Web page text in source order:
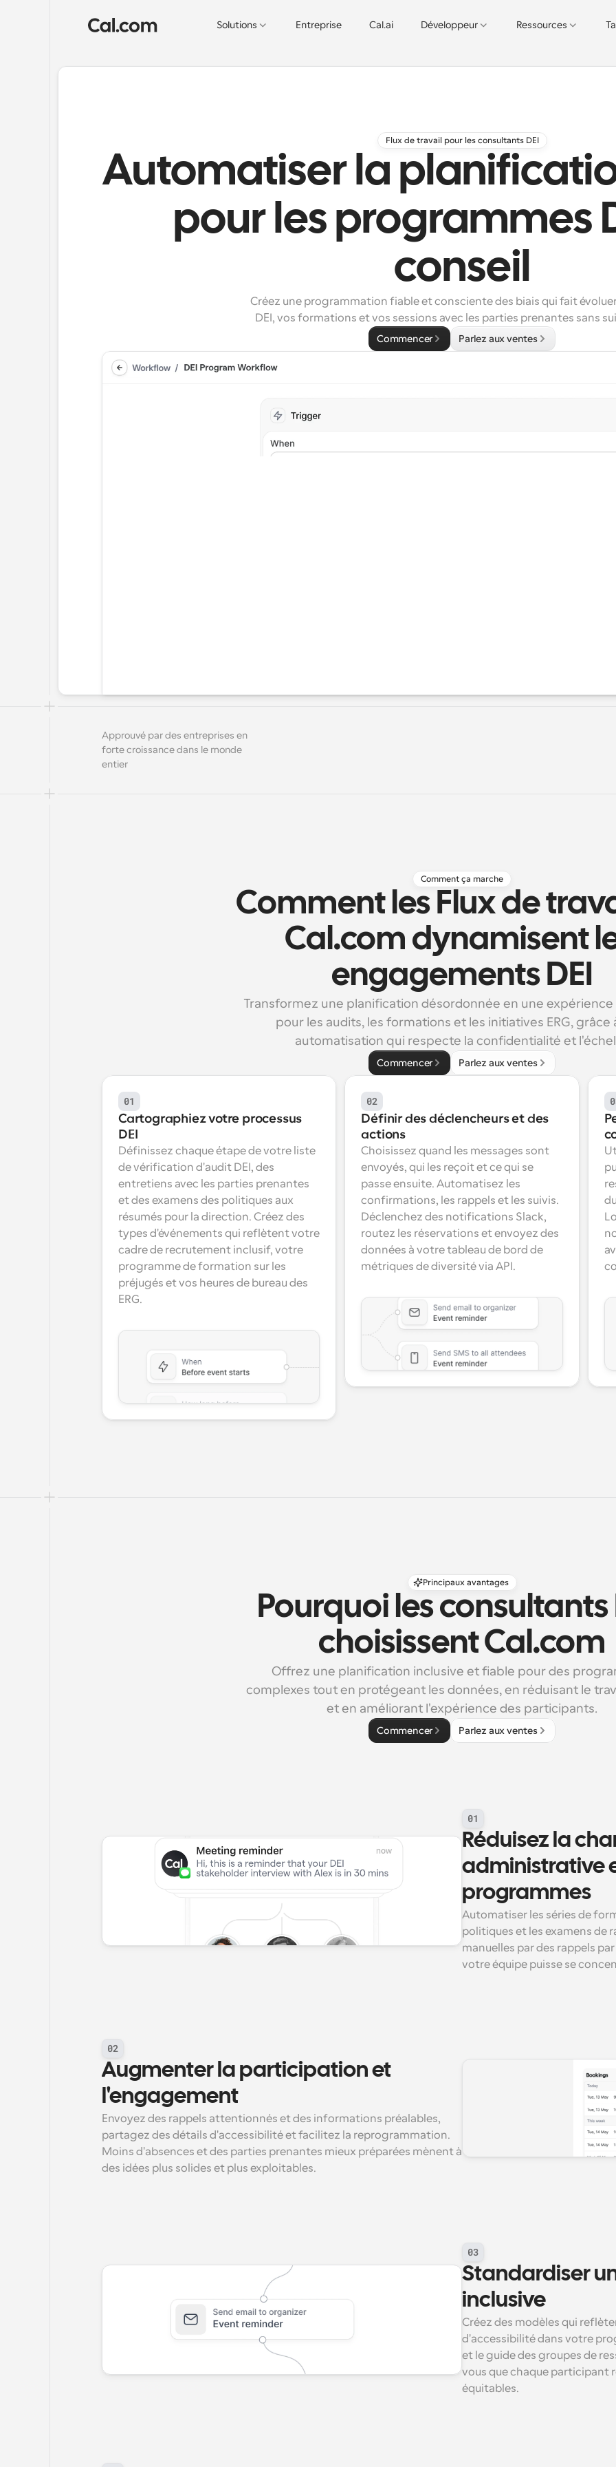
Solutions Entreprise Cal.ai Développeur Ressources
Flux de travail pour les consultants DEI
Automatiser la
pour les programmes
conseil
Créez une programmation fiable et consciente des biais qui fait
DEI, vos formations et vos sessions avec les parties prenantes sans
Commencer Parlez aux ventes
Approuvé par des entreprises en
forte croissance dans le monde
entier
Comment ça marche
Comment les Flux de
Cal.com dynamisent
engagements DEI
Transformez une planification désordonnée en une
pour les audits, les formations et les initiatives ERG, grâce
automatisation qui respecte la confidentialité et
Commencer Parlez aux ventes
01
Cartographiez votre processus
DEI
Définissez chaque étape de votre liste
de vérification d'audit DEI, des
entretiens avec les parties prenantes
et des examens des politiques aux
résumés pour la direction. Créez des
types d'événements qui reflètent votre
cadre de recrutement inclusif, votre
programme de formation sur les
préjugés et vos heures de bureau des
ERG.
02
Définir des déclencheurs et des
actions
Choisissez quand les messages sont
envoyés, qui les reçoit et ce qui se
passe ensuite. Automatisez les
confirmations, les rappels et les suivis.
Déclenchez des notifications Slack,
routez les réservations et envoyez des
données à votre tableau de bord de
métriques de diversité via API.
Principaux avantages
Pourquoi les consultants
choisissent Cal.com
Offrez une planification inclusive et fiable pour des
complexes tout en protégeant les données, en réduisant le
et en améliorant l'expérience des participants.
Commencer Parlez aux ventes
01
Réduisez la
administrative
programmes
Automatiser les séries de
politiques et les examens de
manuelles par des rappels
votre équipe puisse se
02
Augmenter la participation et
l'engagement
Envoyez des rappels attentionnés et des informations préalables,
partagez des détails d'accessibilité et facilitez la reprogrammation.
Moins d'absences et des parties prenantes mieux préparées mènent à
des idées plus solides et plus exploitables.
03
Standardiser
inclusive
Créez des modèles qui
d'accessibilité dans votre
et le guide des groupes de
vous que chaque participant
équitables.